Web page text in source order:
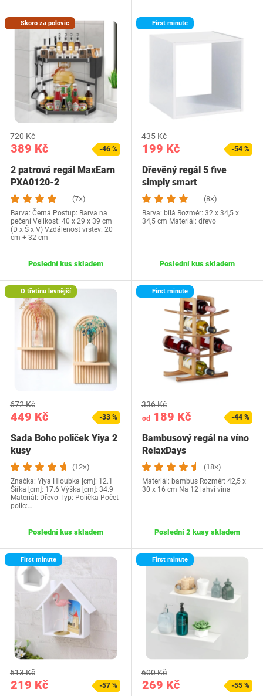
Skoro za polovic
389 Kč
720 Kč
-46 %
2 patrová regál MaxEarn
PXA0120-2
(7×)
Barva: Černá Postup: Barva na
pečení Velikost: 40 x 29 x 39 cm
(D x Š x V) Vzdálenost vrstev: 20
cm + 32 cm
Poslední kus skladem
First minute
199 Kč
435 Kč
-54 %
Dřevěný regál 5 five
simply smart
(8×)
Barva: bílá Rozměr: 32 x 34,5 x
34,5 cm Materiál: dřevo
Poslední kus skladem
O třetinu levnější
449 Kč
672 Kč
-33 %
Sada Boho poliček Yiya 2
kusy
(12×)
Značka: Yiya Hloubka [cm]: 12.1
Šířka [cm]: 17.6 Výška [cm]: 34.9
Materiál: Dřevo Typ: Polička Počet
polic:…
Poslední kus skladem
First minute
od 189 Kč
336 Kč
-44 %
Bambusový regál na víno
RelaxDays
(18×)
Materiál: bambus Rozměr: 42,5 x
30 x 16 cm Na 12 lahví vína
Poslední 2 kusy skladem
First minute
219 Kč
513 Kč
-57 %
First minute
269 Kč
600 Kč
-55 %